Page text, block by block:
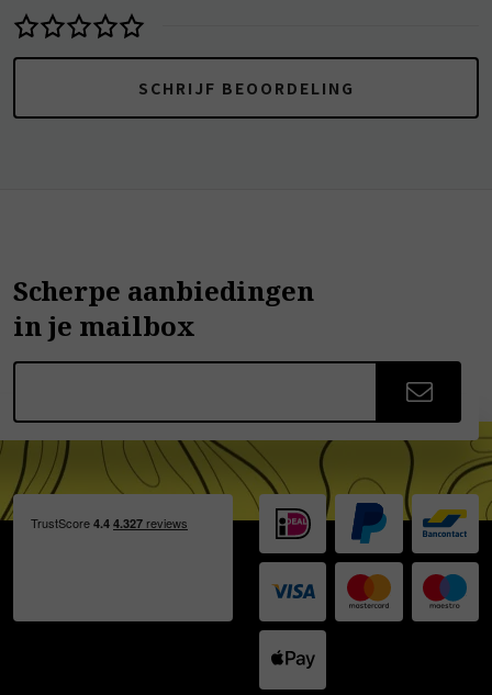
SCHRIJF BEOORDELING
Scherpe aanbiedingen
in je mailbox